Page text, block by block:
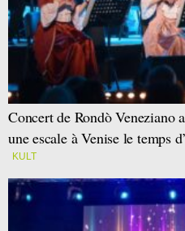
Concert de Rondò Veneziano
une escale à Venise le temps
KULT